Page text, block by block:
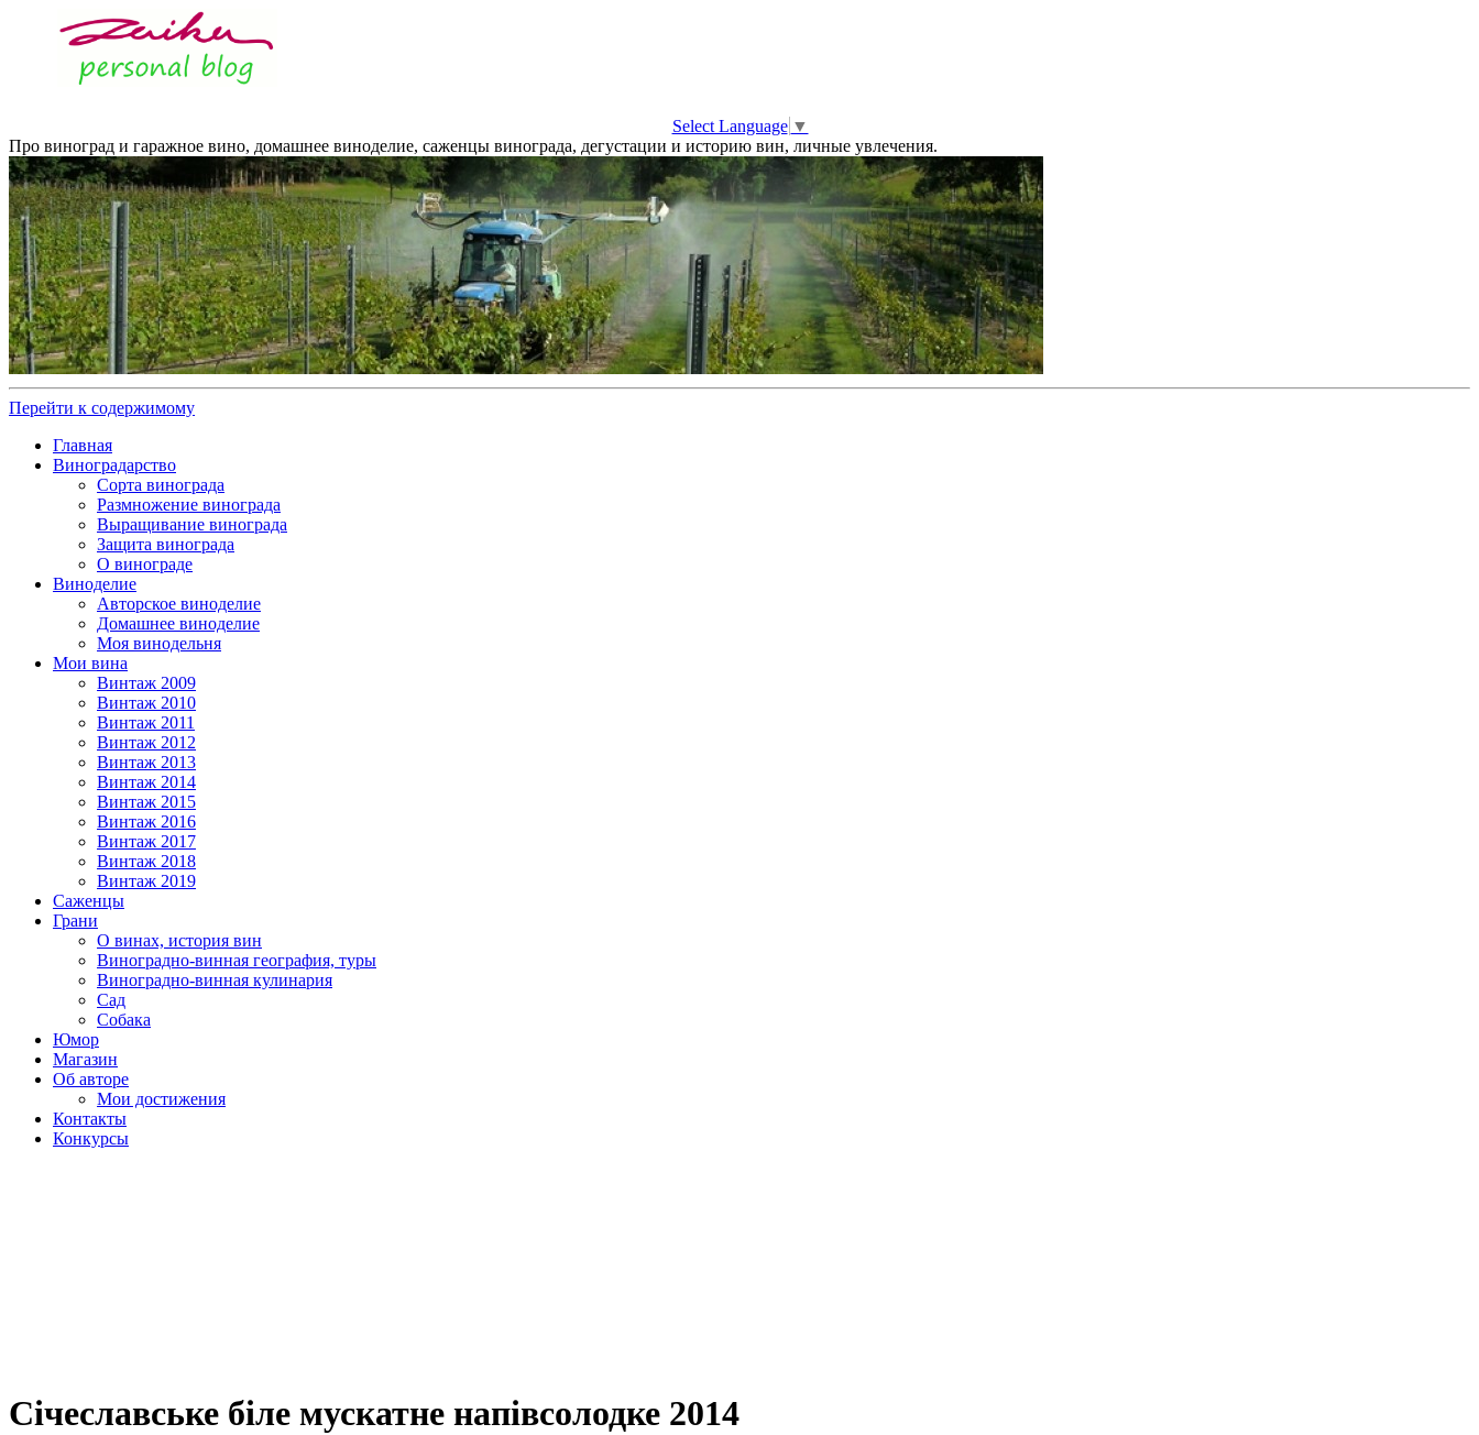
Select Language ▼
Про виноград и гаражное вино, домашнее виноделие, саженцы винограда, дегустации и историю вин, личные увлечения.
Перейти к содержимому
Главная
Виноградарство
Сорта винограда
Размножение винограда
Выращивание винограда
Защита винограда
О винограде
Виноделие
Авторское виноделие
Домашнее виноделие
Моя винодельня
Мои вина
Винтаж 2009
Винтаж 2010
Винтаж 2011
Винтаж 2012
Винтаж 2013
Винтаж 2014
Винтаж 2015
Винтаж 2016
Винтаж 2017
Винтаж 2018
Винтаж 2019
Саженцы
Грани
О винах, история вин
Виноградно-винная география, туры
Виноградно-винная кулинария
Сад
Собака
Юмор
Магазин
Об авторе
Мои достижения
Контакты
Конкурсы
Січеславське біле мускатне напівсолодке 2014